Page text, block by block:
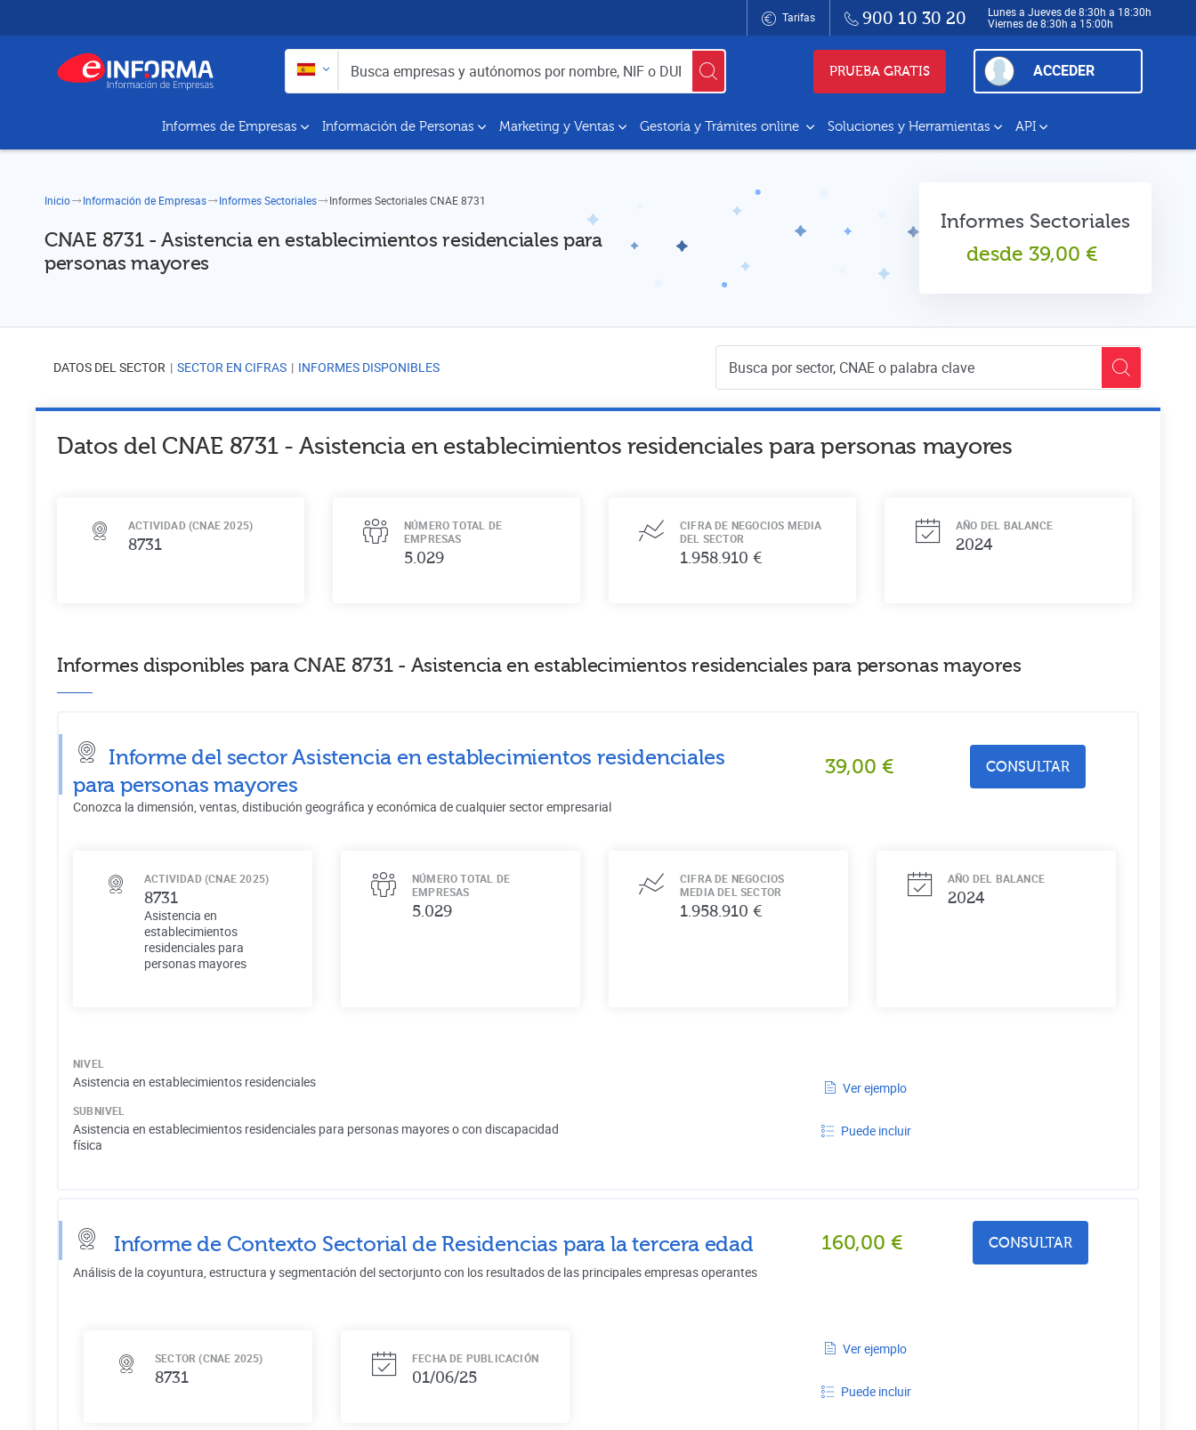
Tarifas 900 10 30 20
Lunes a Jueves de 8:30h a 18:30h
Viernes de 8:30h a 15:00h
PRUEBA GRATIS ACCEDER
Informes de Empresas Información de Personas Marketing y Ventas Gestoría y Trámites online Soluciones y Herramientas API
Inicio Información de Empresas Informes Sectoriales Informes Sectoriales CNAE 8731
CNAE 8731 - Asistencia en establecimientos residenciales para
personas mayores
Informes Sectoriales
desde 39,00 €
DATOS DEL SECTOR SECTOR EN CIFRAS INFORMES DISPONIBLES
Datos del CNAE 8731-Asistencia en establecimientos residenciales para personas mayores
ACTIVIDAD (CNAE 2025)
8731
NÚMERO TOTAL DE
EMPRESAS
5.029
CIFRA DE NEGOCIOS MEDIA
DEL SECTOR
1.958.910 €
AÑO DEL BALANCE
2024
Informes disponibles para CNAE 8731 - Asistencia en establecimientos residenciales para personas mayores
Informe del sector Asistencia en establecimientos residenciales
para personas mayores
39,00 € CONSULTAR
Conozca la dimensión, ventas, distibución geográfica y económica de cualquier sector empresarial
ACTIVIDAD (CNAE 2025)
8731
Asistencia en
establecimientos
residenciales para
personas mayores
NÚMERO TOTAL DE
EMPRESAS
5.029
CIFRA DE NEGOCIOS
MEDIA DEL SECTOR
1.958.910 €
AÑO DEL BALANCE
2024
NIVEL
Asistencia en establecimientos residenciales
SUBNIVEL
Asistencia en establecimientos residenciales para personas mayores o con discapacidad
física
Ver ejemplo
Puede incluir
Informe de Contexto Sectorial de Residencias para la tercera edad 160,00 € CONSULTAR
Análisis de la coyuntura, estructura y segmentación del sectorjunto con los resultados de las principales empresas operantes
SECTOR (CNAE 2025)
8731
FECHA DE PUBLICACIÓN
01/06/25
Ver ejemplo
Puede incluir